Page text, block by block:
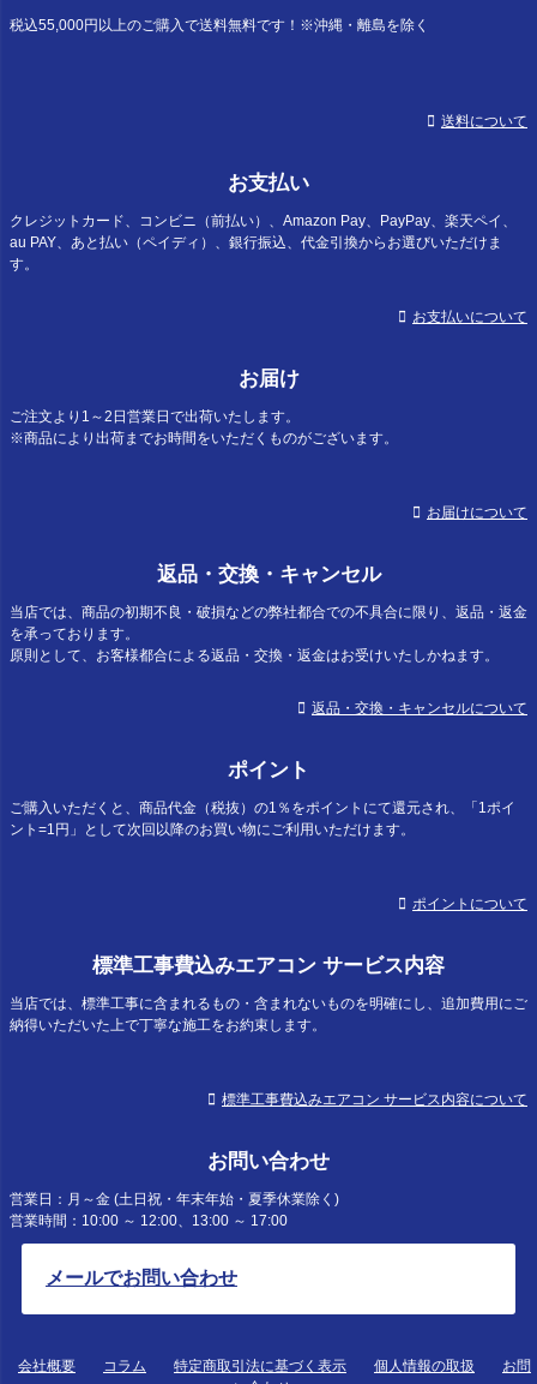
税込55,000円以上のご購入で送料無料です！※沖縄・離島を除く
送料について
お支払い
クレジットカード、コンビニ（前払い）、Amazon Pay、PayPay、楽天ペイ、
au PAY、あと払い（ペイディ）、銀行振込、代金引換からお選びいただけま
す。
お支払いについて
お届け
ご注文より1～2日営業日で出荷いたします。
※商品により出荷までお時間をいただくものがございます。
お届けについて
返品・交換・キャンセル
当店では、商品の初期不良・破損などの弊社都合での不具合に限り、返品・返金
を承っております。
原則として、お客様都合による返品・交換・返金はお受けいたしかねます。
返品・交換・キャンセルについて
ポイント
ご購入いただくと、商品代金（税抜）の1％をポイントにて還元され、「1ポイ
ント=1円」として次回以降のお買い物にご利用いただけます。
ポイントについて
標準工事費込みエアコン サービス内容
当店では、標準工事に含まれるもの・含まれないものを明確にし、追加費用にご
納得いただいた上で丁寧な施工をお約束します。
標準工事費込みエアコン サービス内容について
お問い合わせ
営業日：月～金 (土日祝・年末年始・夏季休業除く)
営業時間：10:00 ～ 12:00、13:00 ～ 17:00
メールでお問い合わせ
会社概要 コラム 特定商取引法に基づく表示 個人情報の取扱
お問